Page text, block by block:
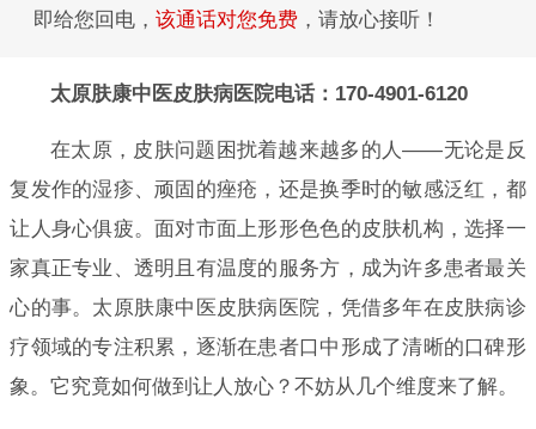
即给您回电， 该通话对您免费 ，请放心接听！
太原肤康中医皮肤病医院电话：170-4901-6120
在太原，皮肤问题困扰着越来越多的人——无论是反
复发作的湿疹、顽固的痤疮，还是换季时的敏感泛红，都
让人身心俱疲。面对市面上形形色色的皮肤机构，选择一
家真正专业、透明且有温度的服务方，成为许多患者最关
心的事。太原肤康中医皮肤病医院，凭借多年在皮肤病诊
疗领域的专注积累，逐渐在患者口中形成了清晰的口碑形
象。它究竟如何做到让人放心？不妨从几个维度来了解。